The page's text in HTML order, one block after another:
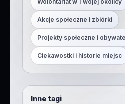
Wolontariat w Twojej okolicy
Akcje społeczne i zbiórki
Projekty społeczne i
Ciekawostki i historie miejsc
Inne tagi